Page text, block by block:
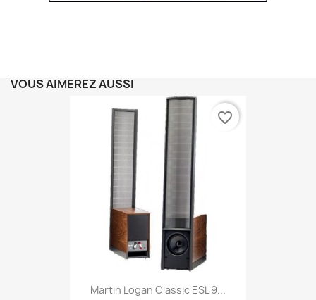
VOUS AIMEREZ AUSSI
Martin Logan Classic ESL 9...
favorite_border